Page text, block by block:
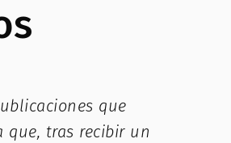
que
que, tras recibir un